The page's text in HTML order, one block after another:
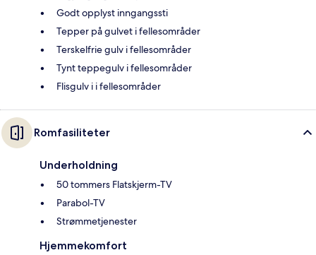
Godt opplyst inngangssti
Tepper på gulvet i fellesområder
Terskelfrie gulv i fellesområder
Tynt teppegulv i fellesområder
Flisgulv i i fellesområder
Romfasiliteter
Underholdning
50 tommers Flatskjerm-TV
Parabol-TV
Strømmetjenester
Hjemmekomfort